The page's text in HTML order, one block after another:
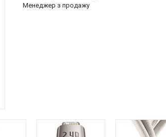
Менеджер з продажу